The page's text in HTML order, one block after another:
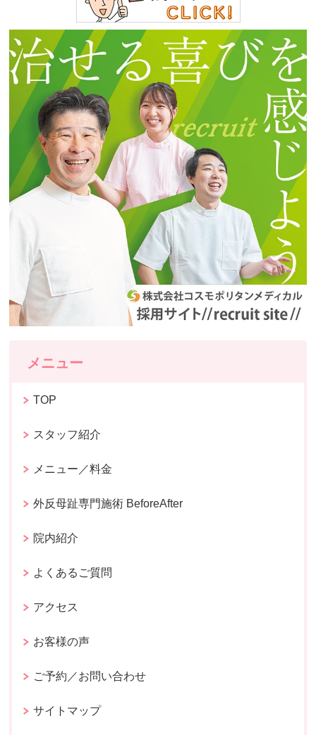
メニュー
TOP
スタッフ紹介
メニュー／料金
外反母趾専門施術 BeforeAfter
院内紹介
よくあるご質問
アクセス
お客様の声
ご予約／お問い合わせ
サイトマップ